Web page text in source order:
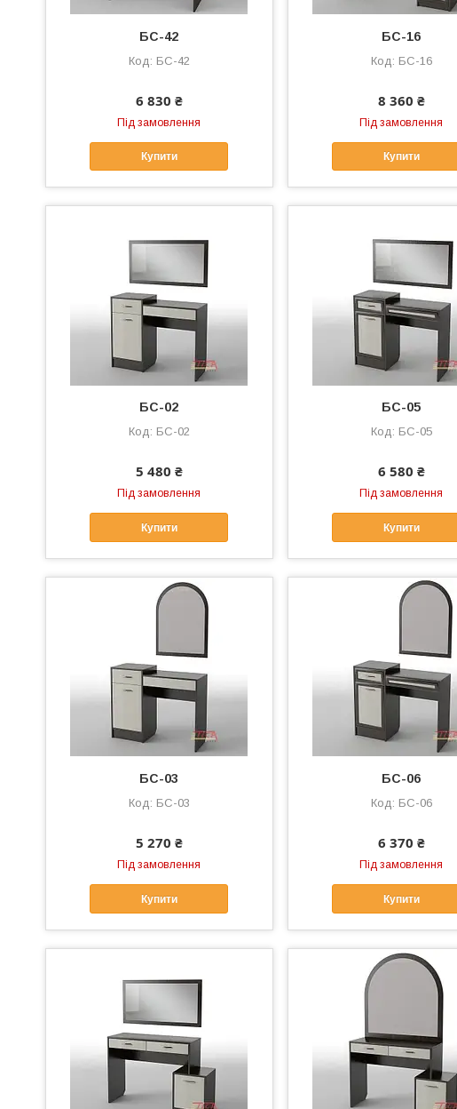
БС-42
БС-42
6 830 ₴
Під замовлення
Купити
БС-16
БС-16
8 360 ₴
Під замовлення
Купити
БС-02
БС-02
5 480 ₴
Під замовлення
Купити
БС-05
БС-05
6 580 ₴
Під замовлення
Купити
БС-03
БС-03
5 270 ₴
Під замовлення
Купити
БС-06
БС-06
6 370 ₴
Під замовлення
Купити